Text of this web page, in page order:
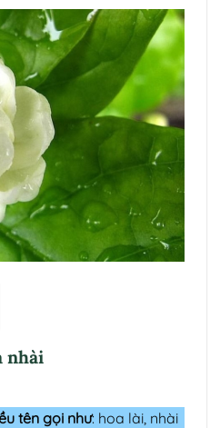
nhài
tên gọi như: hoa lài, nhài